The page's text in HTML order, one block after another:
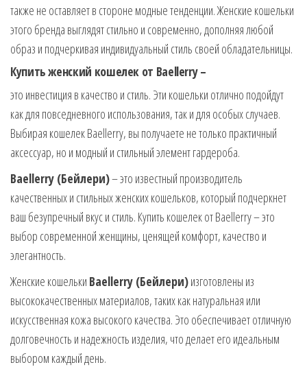
также не оставляет в стороне модные тенденции. Женские кошельки
этого бренда выглядят стильно и современно, дополняя любой
образ и подчеркивая индивидуальный стиль своей обладательницы.
Купить женский кошелек от Baellerry –
это инвестиция в качество и стиль. Эти кошельки отлично подойдут
как для повседневного использования, так и для особых случаев.
Выбирая кошелек Baellerry, вы получаете не только практичный
аксессуар, но и модный и стильный элемент гардероба.
Baellerry (Бейлери)– это известный производитель
качественных и стильных женских кошельков, который подчеркнет
ваш безупречный вкус и стиль. Купить кошелек от Baellerry – это
выбор современной женщины, ценящей комфорт, качество и
элегантность.
Женские кошельки Baellerry (Бейлери)изготовлены из
высококачественных материалов, таких как натуральная или
искусственная кожа высокого качества. Это обеспечивает отличную
долговечность и надежность изделия, что делает его идеальным
выбором каждый день.